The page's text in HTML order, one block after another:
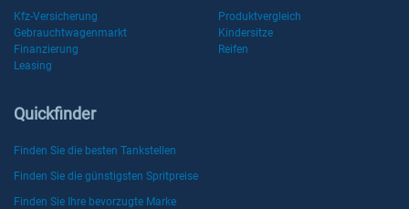
Kfz-Versicherung
Produktvergleich
Gebrauchtwagenmarkt
Kindersitze
Finanzierung
Reifen
Leasing
Quickfinder
Finden Sie die besten Tankstellen
Finden Sie die günstigsten Spritpreise
Finden Sie Ihre bevorzugte Marke